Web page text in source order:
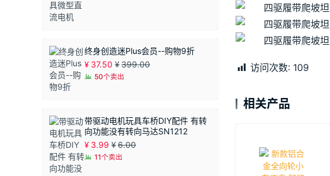
访问次数: 109
相关产品
终身创造迷Plus会员--购物9折
¥ 37.50 ¥399.00
50个卖出
带驱动电机玩具车桥DIY配件 有转
向功能没有转向马达SN1212
¥ 3.99 ¥6.00
11个卖出